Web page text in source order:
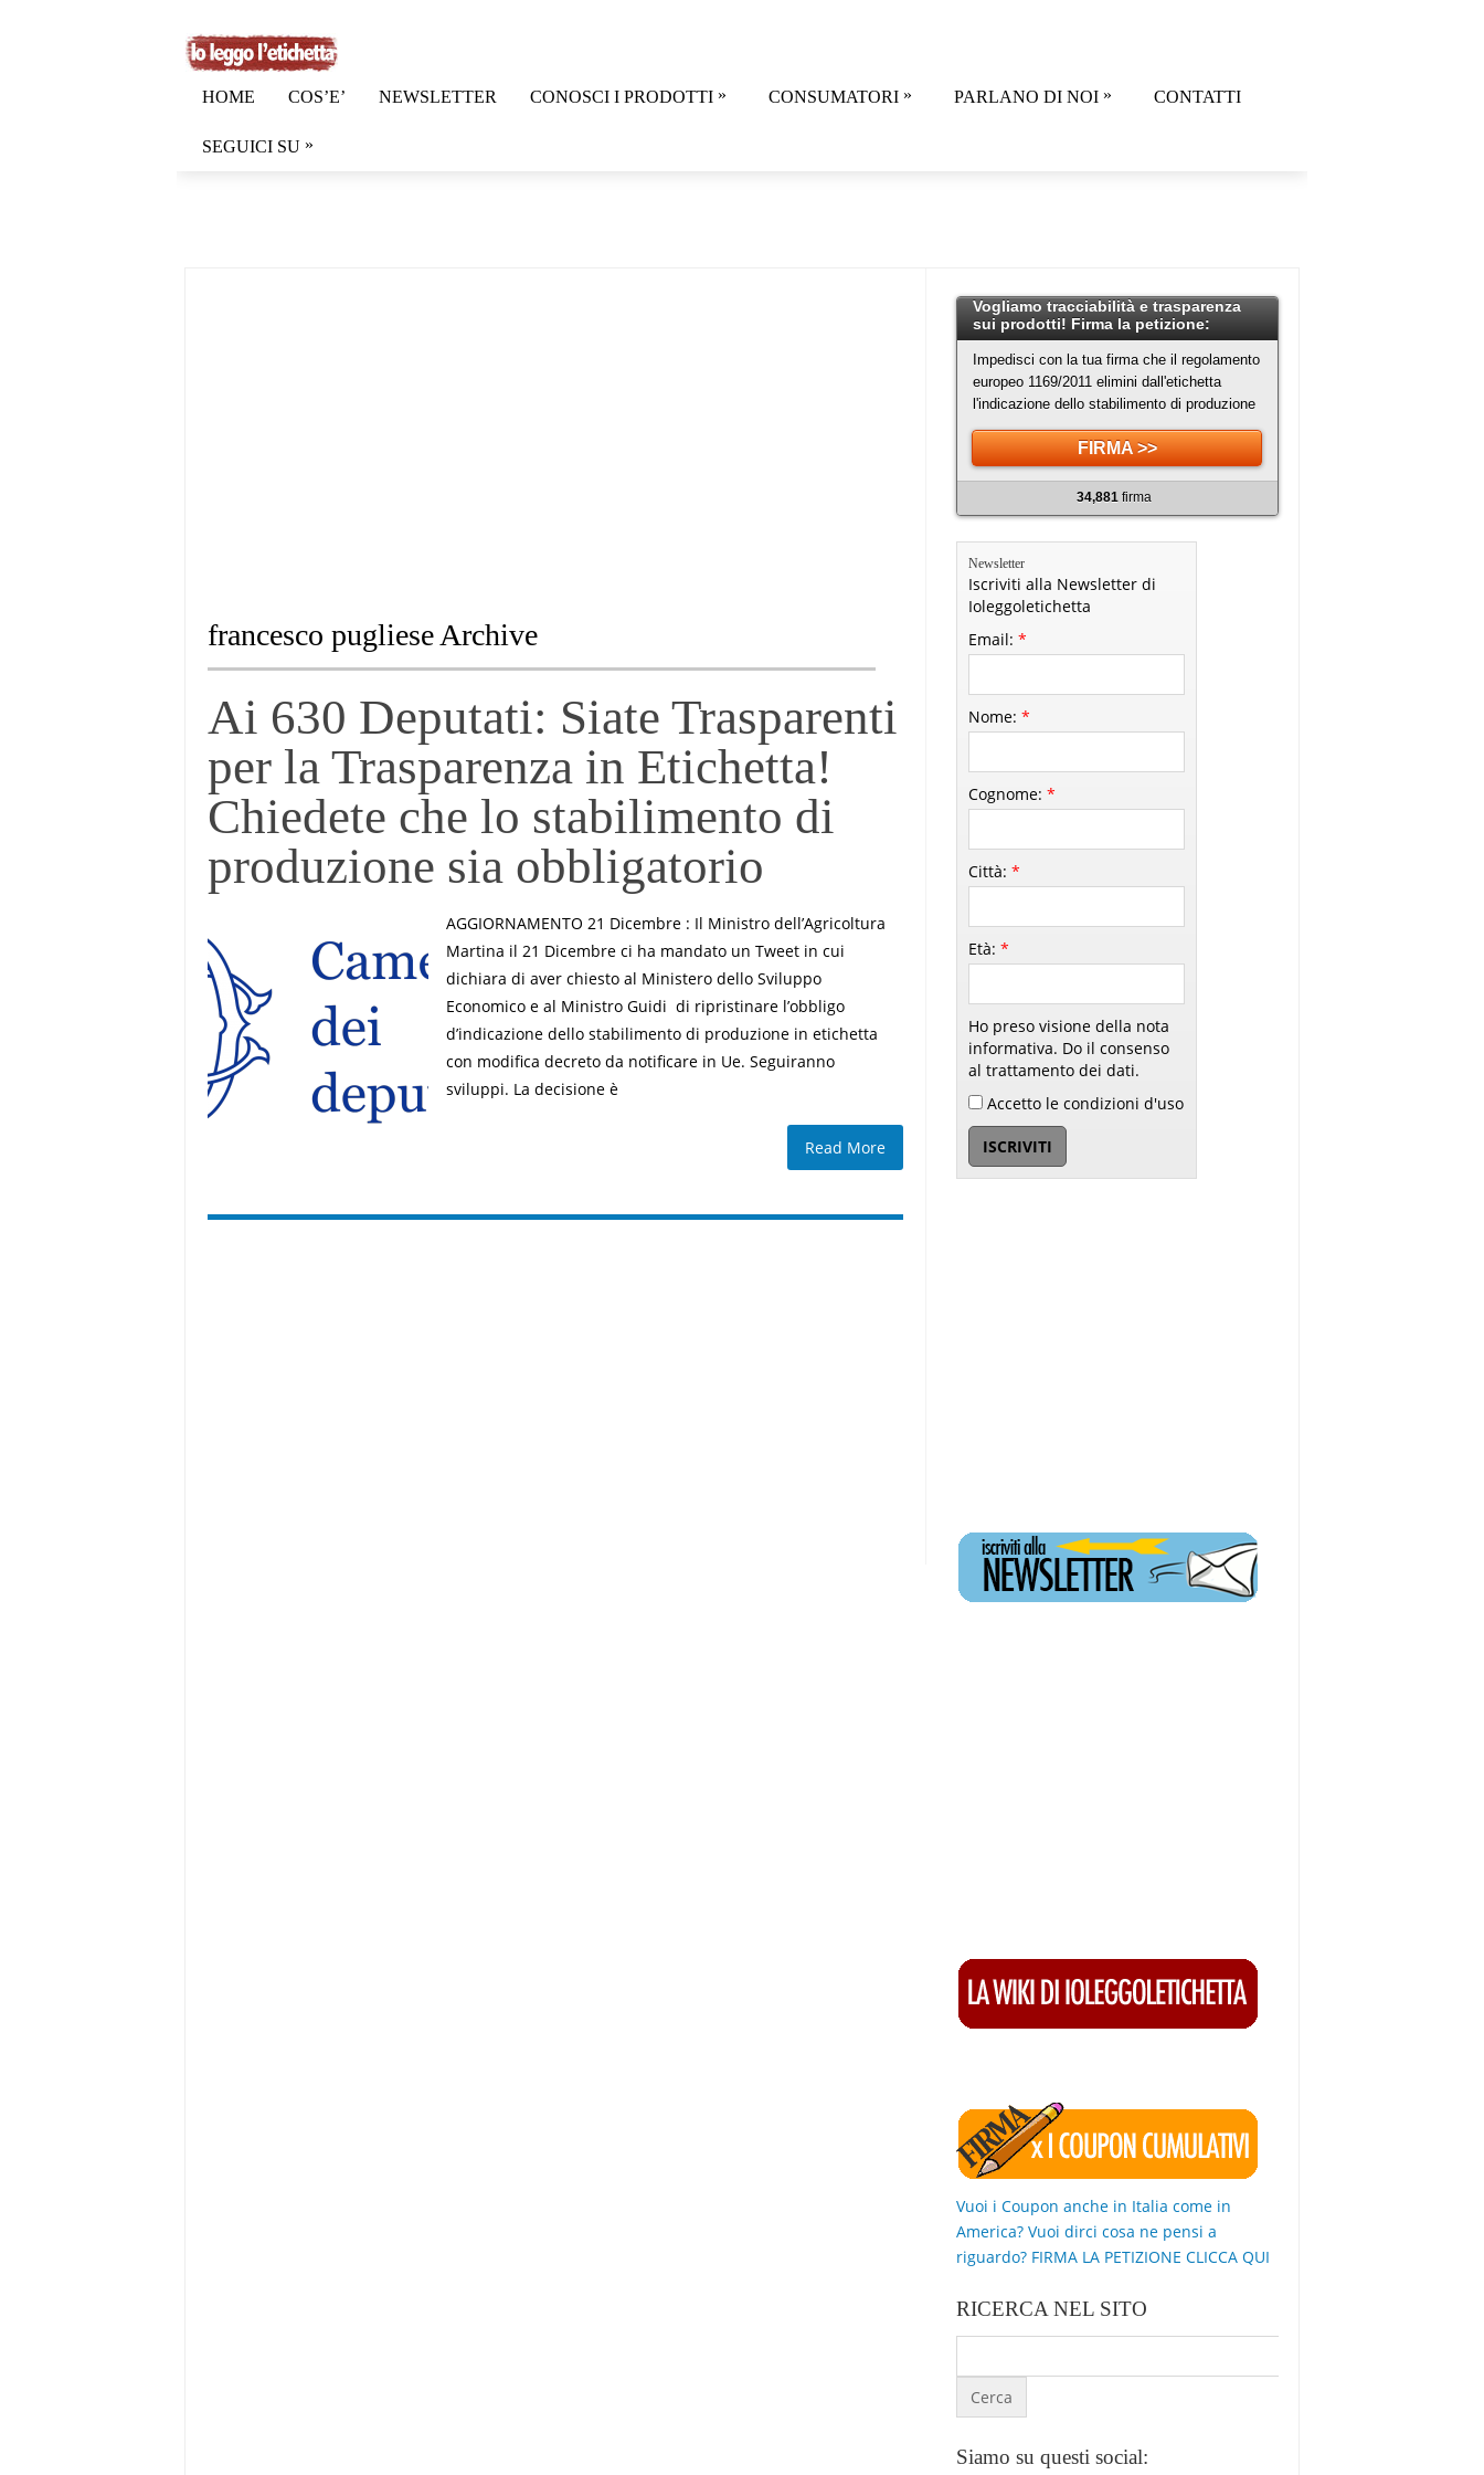
HOME COS’E’ NEWSLETTER CONOSCI I PRODOTTI » CONSUMATORI » PARLANO DI NOI » CONTATTI
SEGUICI SU »
francesco pugliese Archive
Ai 630 Deputati: Siate Trasparenti
per la Trasparenza in Etichetta!
Chiedete che lo stabilimento di
produzione sia obbligatorio
AGGIORNAMENTO 21 Dicembre : Il Ministro dell’Agricoltura
Martina il 21 Dicembre ci ha mandato un Tweet in cui
dichiara di aver chiesto al Ministero dello Sviluppo
Economico e al Ministro Guidi di ripristinare l’obbligo
d’indicazione dello stabilimento di produzione in etichetta
con modifica decreto da notificare in Ue. Seguiranno
sviluppi. La decisione è
Read More
Vogliamo tracciabilità e trasparenza
sui prodotti! Firma la petizione:
Impedisci con la tua firma che il regolamento
europeo 1169/2011 elimini dall'etichetta
l'indicazione dello stabilimento di produzione
FIRMA >>
34,881 firma
Newsletter
Iscriviti alla Newsletter di
Ioleggoletichetta
Email: *
Nome: *
Cognome: *
Città: *
Età: *
Ho preso visione della nota
informativa. Do il consenso
al trattamento dei dati.
Accetto le condizioni d'uso
Vuoi i Coupon anche in Italia come in
America? Vuoi dirci cosa ne pensi a
riguardo? FIRMA LA PETIZIONE CLICCA QUI
RICERCA NEL SITO
Siamo su questi social: